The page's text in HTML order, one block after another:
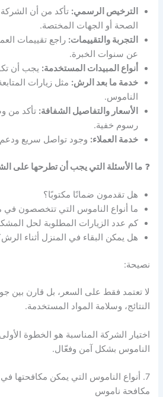
الترخيص الرسمي: تأكد من أن
الصحة أو الجهات المختصة.
التجربة والتقييمات: راجع تقييمات
عن سنوات الخبرة.
أنواع المبيدات المستخدمة: يجب أن
خدمة ما بعد الرش: مثل زيارات
الناموس.
الأسعار والتفاصيل الشفافة: تأكد من
رسوم خفية.
خدمة العملاء: وجود تواصل سريع
❓ما الأسئلة التي يجب أن تطرحها على
هل تقدمون ضمانًا مكتوبًا؟
ما أنواع الناموس التي تتخصصون في
كم عدد الزيارات المطلوبة لحل
هل يمكن البقاء في المنزل أثناء
نصيحة:
لا تعتمد فقط على السعر، بل قارن بين
النتائج، وسلامة المواد المستخدمة.
اختيار الشركة المناسبة هو الخطوة
الناموس بشكل آمن وفعّال.
7. أنواع الناموس التي يمكن مكافحتها
مكافحة ناموس